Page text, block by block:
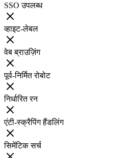
SSO उपलब्ध
व्हाइट-लेबल
वेब ब्राउज़िंग
पूर्व-निर्मित रोबोट
निर्धारित रन
एंटी-स्क्रैपिंग हैंडलिंग
सिमेंटिक सर्च